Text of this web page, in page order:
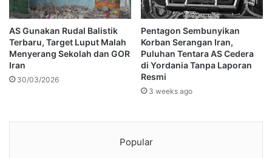
AS Gunakan Rudal Balistik
Terbaru, Target Luput Malah
Menyerang Sekolah dan GOR
Iran
30/03/2026
Pentagon Sembunyikan
Korban Serangan Iran,
Puluhan Tentara AS Cedera
di Yordania Tanpa Laporan
Resmi
3 weeks ago
Popular